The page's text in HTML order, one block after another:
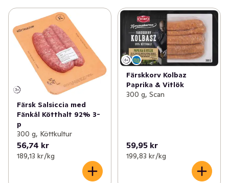
Färsk Salsiccia med
Fänkål Kötthalt 92% 3-
p
300 g, Köttkultur
56,74 kr
189,13 kr /kg
Färskkorv Kolbaz
Paprika & Vitlök
300 g, Scan
59,95 kr
199,83 kr /kg